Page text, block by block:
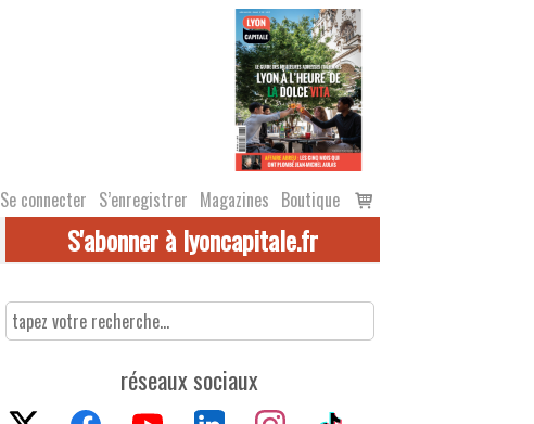
Se connecter S’enregistrer Magazines Boutique
Voir
le
S'abonner à lyoncapitale.fr
réseaux sociaux